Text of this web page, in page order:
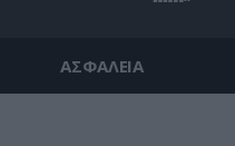
ΑΣΦΑΛΕΙΑ